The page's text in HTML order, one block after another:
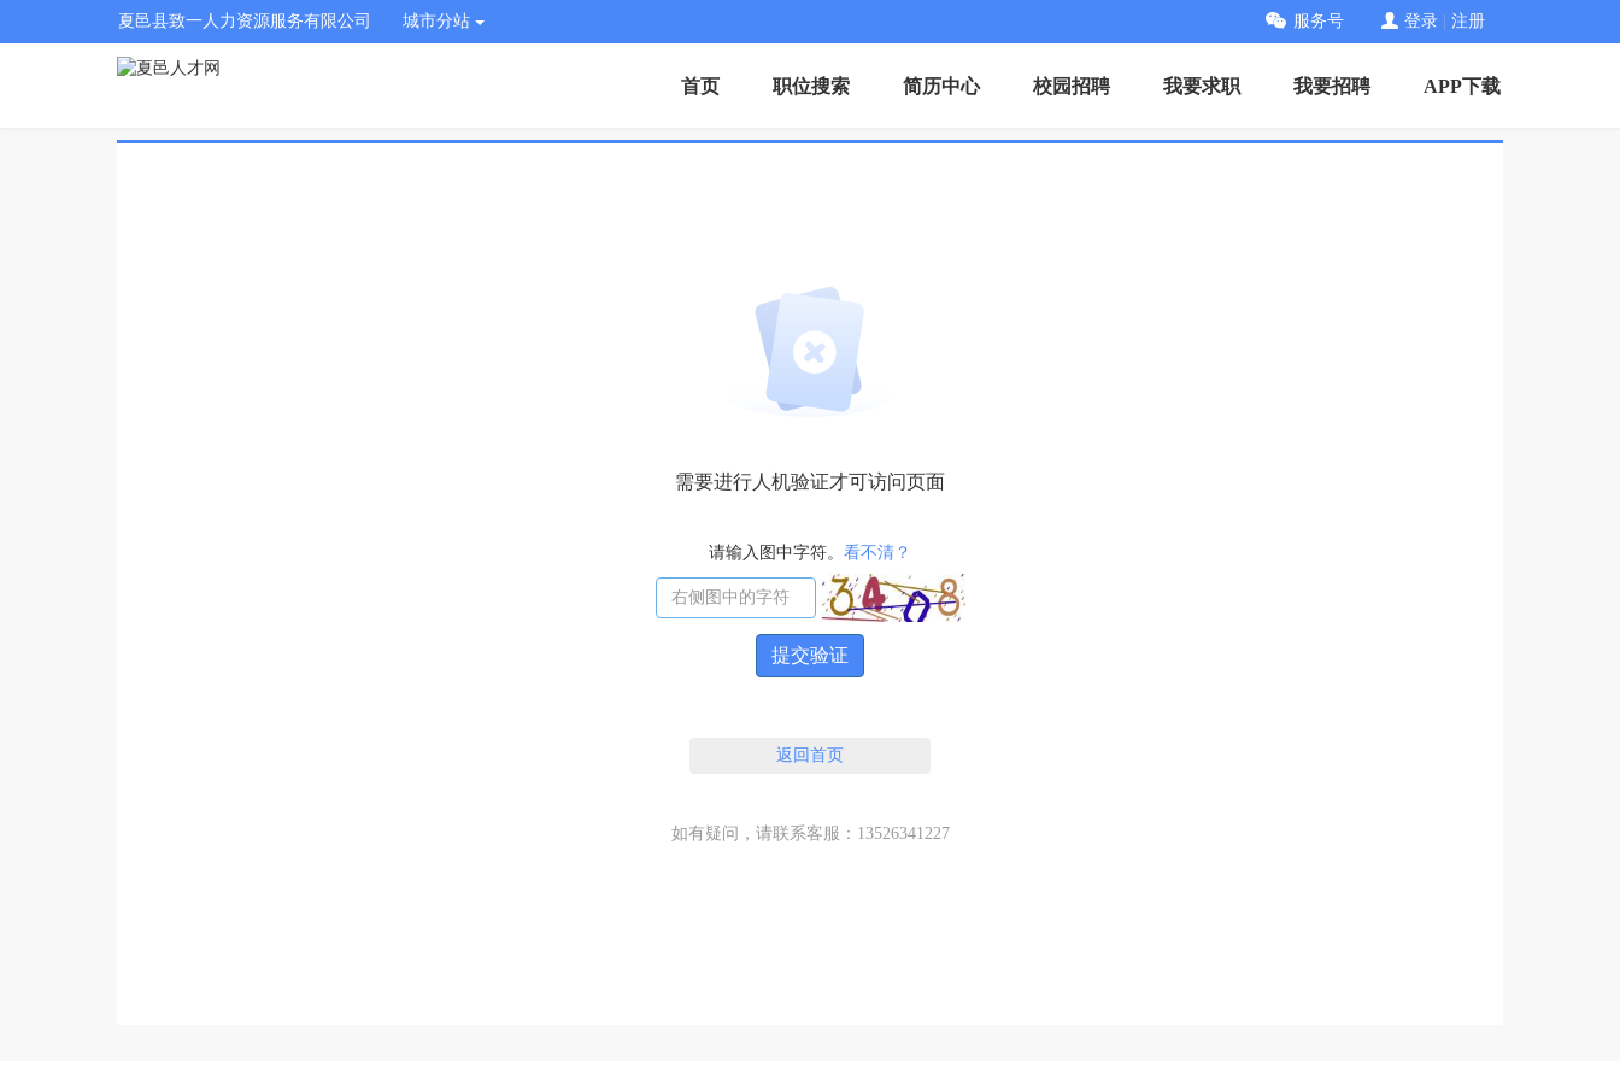
夏邑县致一人力资源服务有限公司 城市分站 服务号 登录 注册
首页 职位搜索 简历中心 校园招聘 我要求职 我要招聘 APP下载
需要进行人机验证才可访问页面
请输入图中字符。 看不清？
提交验证
返回首页
如有疑问，请联系客服：13526341227